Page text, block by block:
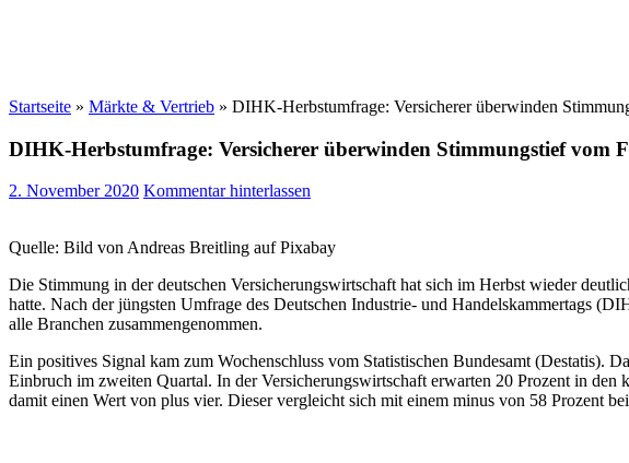
Startseite » Märkte & Vertrieb » DIHK-Herbstumfrage: Versicherer überwinden
DIHK-Herbstumfrage: Versicherer überwinden Stimmungstief vom
2. November 2020 Kommentar hinterlassen
Quelle: Bild von Andreas Breitling auf Pixabay
Die Stimmung in der deutschen Versicherungswirtschaft hat sich im Herbst wieder
hatte. Nach der jüngsten Umfrage des Deutschen Industrie- und Handelskammertags
alle Branchen zusammengenommen.
Ein positives Signal kam zum Wochenschluss vom Statistischen Bundesamt (Destatis).
Einbruch im zweiten Quartal. In der Versicherungswirtschaft erwarten 20 Prozent in
damit einen Wert von plus vier. Dieser vergleicht sich mit einem minus von 58 Prozent